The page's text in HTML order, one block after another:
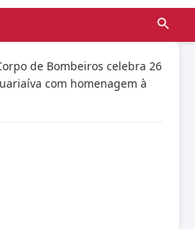
de Bombeiros celebra 26
com homenagem à